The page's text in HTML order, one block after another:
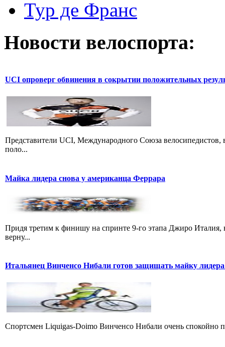
Тур де Франс
Новости велоспорта:
UCI опроверг обвинения в сокрытии положительных
Представители UCI, Международного Союза
поло...
Майка лидера снова у американца Феррара
Придя третим к финишу на спринте 9-го этапа Джиро
верну...
Итальянец Винченсо Нибали готов защищать майку
Cпортсмен Liquigas-Doimo Винченсо Нибали очень спокойно